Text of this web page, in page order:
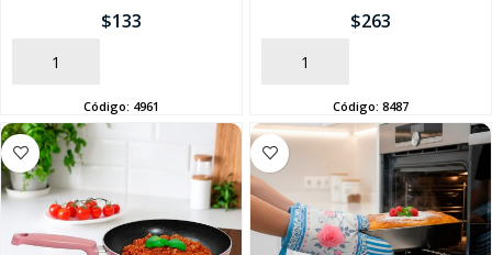
$133
AÑADIR
Código: 4961
$263
AÑADIR
Código: 8487